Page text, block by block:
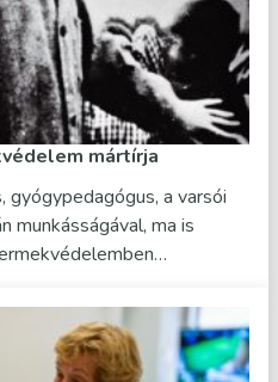
mártírja
gyógypedagógus, a varsói
munkásságával, ma is